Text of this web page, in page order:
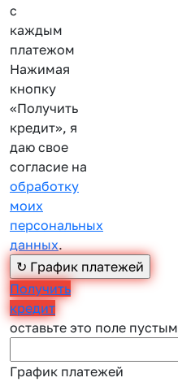
с
каждым
платежом
Нажимая
кнопку
«Получить
кредит», я
даю свое
согласие на
обработку
моих
персональных
данных.
Получить
кредит
оставьте это поле пустым
График платежей